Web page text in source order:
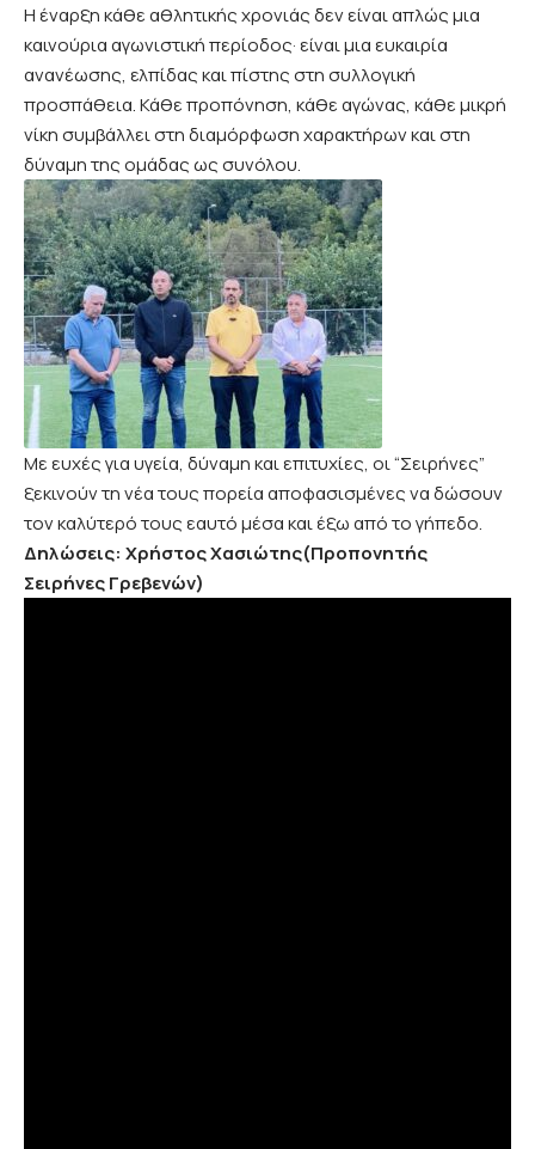
Η έναρξη κάθε αθλητικής χρονιάς δεν είναι απλώς μια
καινούρια αγωνιστική περίοδος· είναι μια ευκαιρία
ανανέωσης, ελπίδας και πίστης στη συλλογική
προσπάθεια. Κάθε προπόνηση, κάθε αγώνας, κάθε μικρή
νίκη συμβάλλει στη διαμόρφωση χαρακτήρων και στη
δύναμη της ομάδας ως συνόλου.
Με ευχές για υγεία, δύναμη και επιτυχίες, οι “Σειρήνες”
ξεκινούν τη νέα τους πορεία αποφασισμένες να δώσουν
τον καλύτερό τους εαυτό μέσα και έξω από το γήπεδο.
Δηλώσεις: Χρήστος Χασιώτης(Προπονητής
Σειρήνες Γρεβενών)